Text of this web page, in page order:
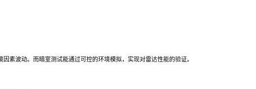
素波动。而暗室测试能通过可控的环境模拟，实现对雷达性能的验证。